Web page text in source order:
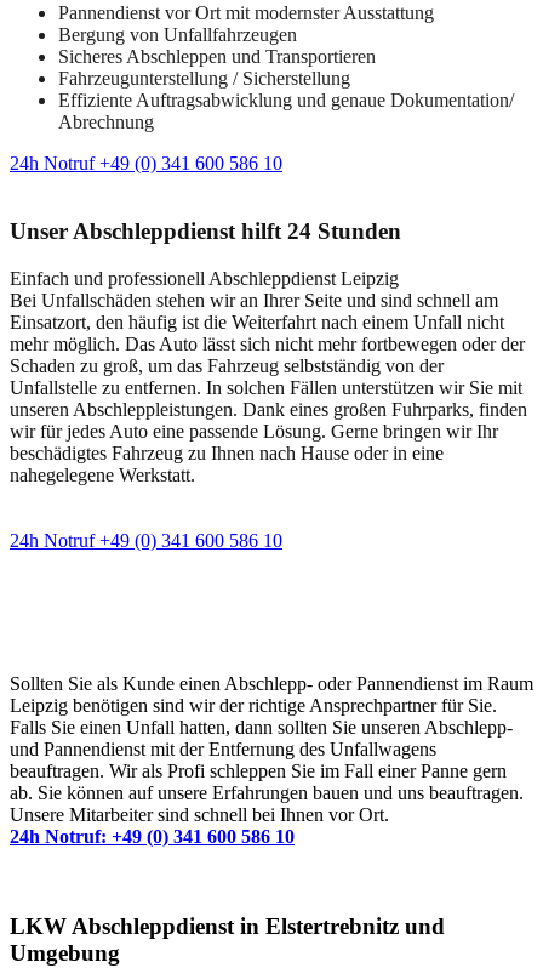
Pannendienst vor Ort mit modernster Ausstattung
Bergung von Unfallfahrzeugen
Sicheres Abschleppen und Transportieren
Fahrzeugunterstellung / Sicherstellung
Effiziente Auftragsabwicklung und genaue Dokumentation/
Abrechnung
24h Notruf +49 (0) 341 600 586 10
Unser Abschleppdienst hilft 24 Stunden
Einfach und professionell Abschleppdienst Leipzig
Bei Unfallschäden stehen wir an Ihrer Seite und sind schnell am
Einsatzort, den häufig ist die Weiterfahrt nach einem Unfall nicht
mehr möglich. Das Auto lässt sich nicht mehr fortbewegen oder der
Schaden zu groß, um das Fahrzeug selbstständig von der
Unfallstelle zu entfernen. In solchen Fällen unterstützen wir Sie mit
unseren Abschleppleistungen. Dank eines großen Fuhrparks, finden
wir für jedes Auto eine passende Lösung. Gerne bringen wir Ihr
beschädigtes Fahrzeug zu Ihnen nach Hause oder in eine
nahegelegene Werkstatt.
24h Notruf +49 (0) 341 600 586 10
Sollten Sie als Kunde einen Abschlepp- oder Pannendienst im Raum
Leipzig benötigen sind wir der richtige Ansprechpartner für Sie.
Falls Sie einen Unfall hatten, dann sollten Sie unseren Abschlepp-
und Pannendienst mit der Entfernung des Unfallwagens
beauftragen. Wir als Profi schleppen Sie im Fall einer Panne gern
ab. Sie können auf unsere Erfahrungen bauen und uns beauftragen.
Unsere Mitarbeiter sind schnell bei Ihnen vor Ort.
24h Notruf: +49 (0) 341 600 586 10
LKW Abschleppdienst in Elstertrebnitz und
Umgebung